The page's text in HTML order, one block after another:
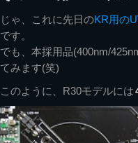
じゃ、これに先日のKR用の
です。
でも、本採用品(400nm/
てみます(笑)
このように、R30モデルには